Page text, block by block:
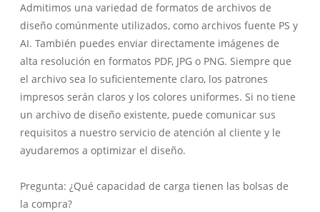
Admitimos una variedad de formatos de archivos de
diseño comúnmente utilizados, como archivos fuente PS y
AI. También puedes enviar directamente imágenes de
alta resolución en formatos PDF, JPG o PNG. Siempre que
el archivo sea lo suficientemente claro, los patrones
impresos serán claros y los colores uniformes. Si no tiene
un archivo de diseño existente, puede comunicar sus
requisitos a nuestro servicio de atención al cliente y le
ayudaremos a optimizar el diseño.
Pregunta: ¿Qué capacidad de carga tienen las bolsas de
la compra?